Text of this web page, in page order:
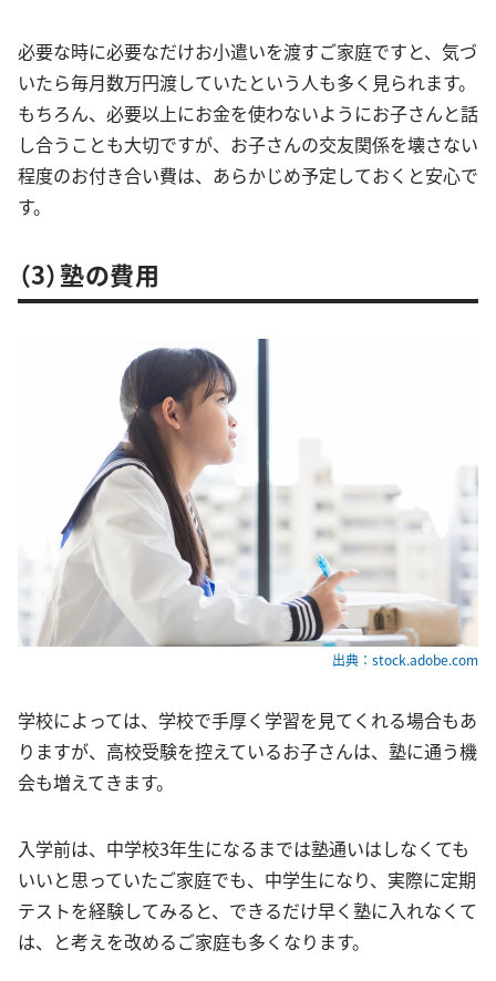
必要な時に必要なだけお小遣いを渡すご家庭ですと、気づ
いたら毎月数万円渡していたという人も多く見られます。
もちろん、必要以上にお金を使わないようにお子さんと話
し合うことも大切ですが、お子さんの交友関係を壊さない
程度のお付き合い費は、あらかじめ予定しておくと安心で
す。
（3）塾の費用
出典：stock.adobe.com
学校によっては、学校で手厚く学習を見てくれる場合もあ
りますが、高校受験を控えているお子さんは、塾に通う機
会も増えてきます。
入学前は、中学校3年生になるまでは塾通いはしなくても
いいと思っていたご家庭でも、中学生になり、実際に定期
テストを経験してみると、できるだけ早く塾に入れなくて
は、と考えを改めるご家庭も多くなります。